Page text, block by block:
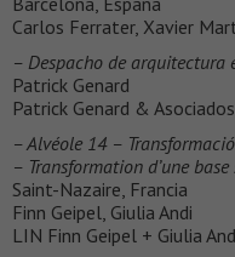
Carlos Ferrater, Xavier
– Despacho de arquitectura
Patrick Genard
Patrick Genard & Asociados
– Alvéole 14 –
– Transformation d’une
Saint-Nazaire, Francia
Finn Geipel, Giulia Andi
LIN Finn Geipel + Giulia